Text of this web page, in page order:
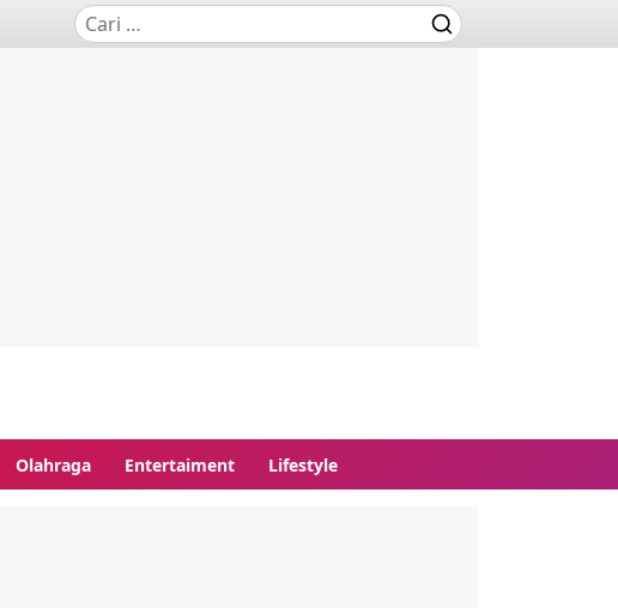
Olahraga Entertaiment Lifestyle